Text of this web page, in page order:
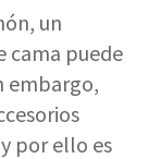
un
cama puede
embargo,
y por ello es